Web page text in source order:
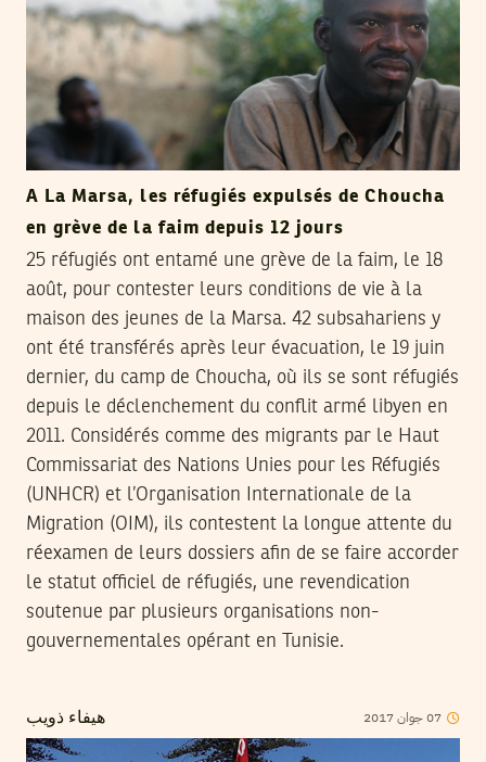
A La Marsa, les réfugiés expulsés de Choucha
en grève de la faim depuis 12 jours
25 réfugiés ont entamé une grève de la faim, le 18
août, pour contester leurs conditions de vie à la
maison des jeunes de la Marsa. 42 subsahariens y
ont été transférés après leur évacuation, le 19 juin
dernier, du camp de Choucha, où ils se sont réfugiés
depuis le déclenchement du conflit armé libyen en
2011. Considérés comme des migrants par le Haut
Commissariat des Nations Unies pour les Réfugiés
(UNHCR) et l’Organisation Internationale de la
Migration (OIM), ils contestent la longue attente du
réexamen de leurs dossiers afin de se faire accorder
le statut officiel de réfugiés, une revendication
soutenue par plusieurs organisations non-
gouvernementales opérant en Tunisie.
هيفاء ذويب 07جوان2017